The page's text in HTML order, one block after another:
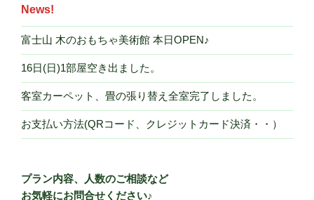
News!
富士山 木のおもちゃ美術館 本日OPEN♪
16日(日)1部屋空き出ました。
客室カーペット、畳の張り替え全室完了しました。
お支払い方法(QRコード、クレジットカード決済・・）
プラン内容、人数のご相談など
お気軽にお問合せください♪